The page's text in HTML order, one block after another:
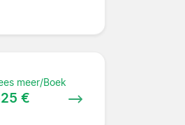
meer/Boek
€